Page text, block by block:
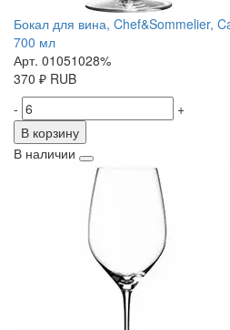
Бокал для вина, Chef&Sommelier,
700 мл
Арт. 01051028%
370 ₽ RUB
-
+
В корзину
В наличии